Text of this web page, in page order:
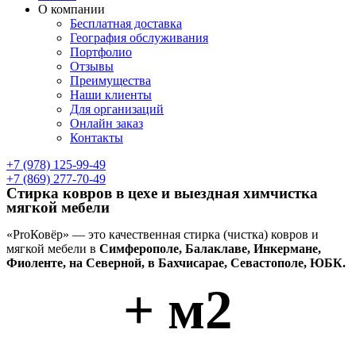
О компании
Бесплатная доставка
География обслуживания
Портфолио
Отзывы
Преимущества
Наши клиенты
Для организаций
Онлайн заказ
Контакты
+7 (978) 125-99-49
+7 (869) 277-70-49
Стирка ковров в цехе и выездная химчистка
мягкой мебели
«ProКовёр» — это качественная стирка (чистка) ковров и
мягкой мебели в Симферополе, Балаклаве, Инкермане,
Фиоленте, на Северной, в Бахчисарае, Севастополе, ЮБК.
+ м2